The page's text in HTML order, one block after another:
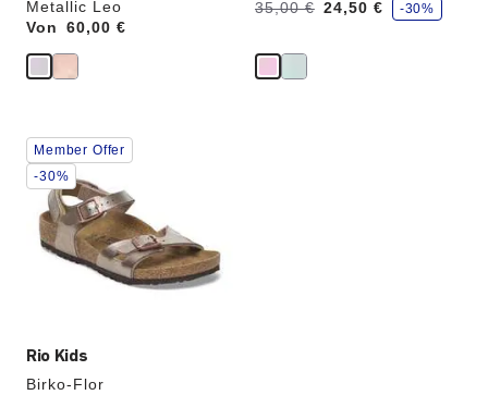
Metallic Leo
Von
Price:60,00 €
Vorher:
35,00 €
Jetzt 24,50 €
S
p
e
-30%
Rio Kids
Birko-Flor
Durch
Anklicken
der
Farben
werden
die
Produktbilder
aktualisiert.
Member Offer
-30%